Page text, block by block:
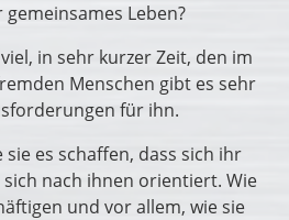
Leben?
in sehr kurzer Zeit, den im
Menschen gibt es sehr
für ihn.
sie es schaffen, dass sich ihr
nach ihnen orientiert. Wie
und vor allem, wie sie